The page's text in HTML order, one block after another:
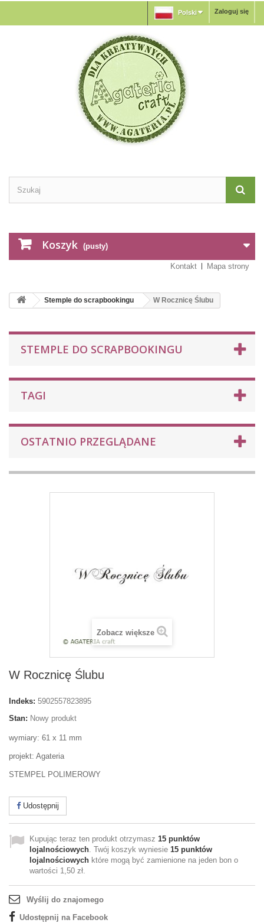
Zaloguj się
Polski
Koszyk (pusty)
Kontakt Mapa strony
Stemple do scrapbookingu W Rocznicę Ślubu
STEMPLE DO SCRAPBOOKINGU
TAGI
OSTATNIO PRZEGLĄDANE
Zobacz większe
W Rocznicę Ślubu
Indeks: 5902557823895
Stan: Nowy produkt
wymiary: 61 x 11 mm
projekt: Agateria
STEMPEL POLIMEROWY
Udostępnij
Kupując teraz ten produkt otrzymasz 15 punktów
lojalnościowych. Twój koszyk wyniesie 15 punktów
lojalnościowych które mogą być zamienione na jeden bon o
wartości 1,50 zł.
Wyślij do znajomego
Udostępnij na Facebook